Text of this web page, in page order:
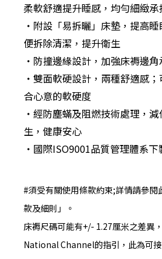
柔軟舒適提升睡感，均勻細緻
‧附設「易拆曬」床墊，提高
便拆除清潔，提升衛生
‧防撞邊緣設計，加強床褥邊
‧雙面軟硬設計，兩種舒適感
合心意的軟硬度
‧經防塵蟎及阻燃技術處理，
生，健康安心
‧國際ISO9001品質管理體系下
#須受有關使用條款約束;詳情請參閱
款及細則」。
床褥尺碼可能有+/- 1.27厘米之差異
National Channel的指引，此為可